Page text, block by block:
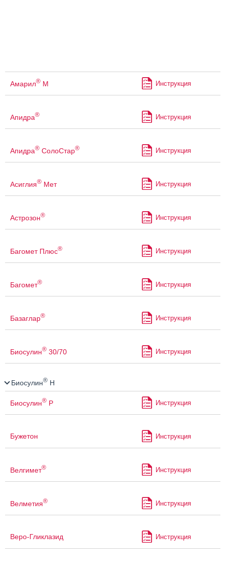
Амарил® М Инструкция
Апидра® Инструкция
Апидра® СолоСтар® Инструкция
Асиглия® Мет Инструкция
Астрозон® Инструкция
Багомет Плюс® Инструкция
Багомет® Инструкция
Базаглар® Инструкция
Биосулин® 30/70 Инструкция
Биосулин® Н
Биосулин® Р Инструкция
Бужетон Инструкция
Велгимет® Инструкция
Велметия® Инструкция
Веро-Гликлазид Инструкция